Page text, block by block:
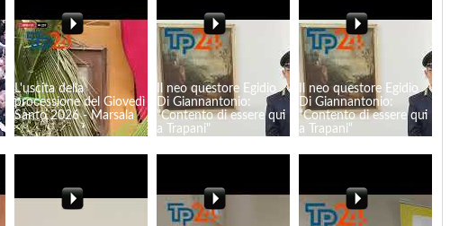
L'uscita della
processione del Giovedì
Santo 2026 - Marsala
Il neo questore Egidio
Di Giannantonio:
"Contento di essere qui
a Trapani"
Il neo questore Egidio
Di Giannantonio:
“Contento di essere qui
a Trapani“